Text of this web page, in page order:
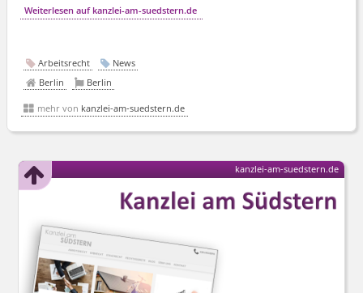
Weiterlesen auf kanzlei-am-suedstern.de
Arbeitsrecht
News
Berlin
Berlin
mehr von kanzlei-am-suedstern.de
kanzlei-am-suedstern.de